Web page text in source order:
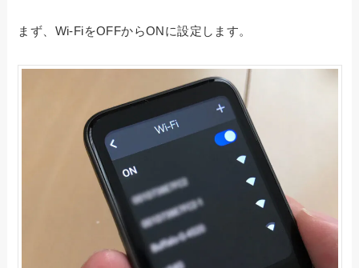
まず、Wi-FiをOFFからONに設定します。